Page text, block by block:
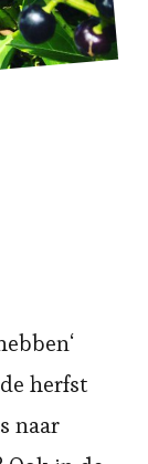
herfst
naar